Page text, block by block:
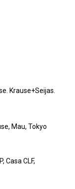
Krause+Seijas.
Mau, Tokyo
Casa CLF,